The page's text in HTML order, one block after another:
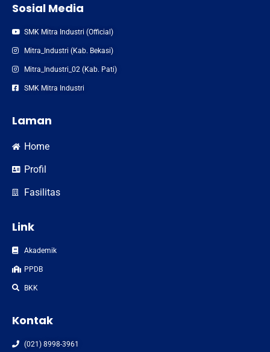
Sosial Media
SMK Mitra Industri (Official)
Mitra_Industri (Kab. Bekasi)
Mitra_Industri_02 (Kab. Pati)
SMK Mitra Industri
Laman
Home
Profil
Fasilitas
Link
Akademik
PPDB
BKK
Kontak
(021) 8998-3961